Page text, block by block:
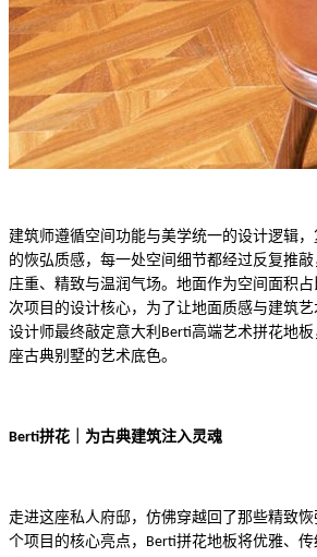
建筑师遵循空间功能与美学统一的设计逻辑
的恢弘质感，每一处空间细节都经过反复推
庄重、精致与温润气场。地面作为空间面积
次项目的设计核心，为了让地面质感与建筑艺
设计师最终敲定意大利 Berti高端艺术拼花地板
座古典别墅的艺术底色。
Berti拼花｜为古典建筑注入灵魂
走进这座私人府邸，仿佛穿越回了那些精致
个项目的核心亮点， Berti拼花地板将优雅、